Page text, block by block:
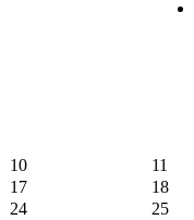
10 11
17
18
24
25